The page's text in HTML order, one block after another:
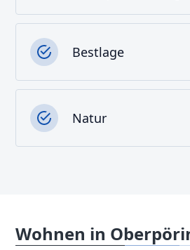
Bestlage
Natur
Wohnen in